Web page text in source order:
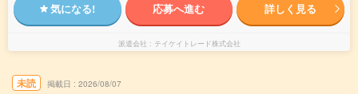
気になる! 応募へ進む 詳しく見る
派遣会社 テイケイトレード株式会社
未読 掲載日 2026/08/07